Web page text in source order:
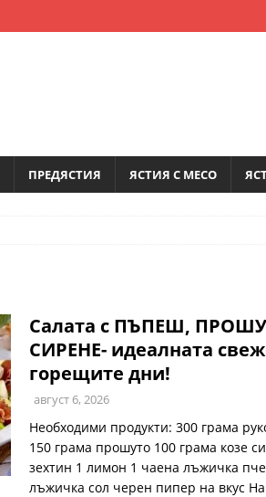
ПРЕДЯСТИЯ ЯСТИЯ С МЕСО
Салата с ПЪПЕШ,
СИРЕНЕ- идеалната
горещите дни!
август 6, 2026
Необходими продукти: 300 грама
150 грама прошуто 100 грама козе
зехтин 1 лимон 1 чаена лъжичка
лъжичка сол черен пипер на вкус